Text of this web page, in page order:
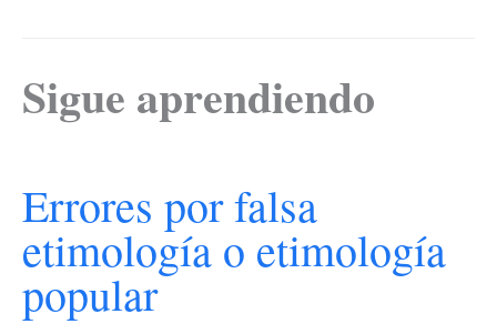
Sigue aprendiendo
Errores por falsa
etimología o etimología
popular